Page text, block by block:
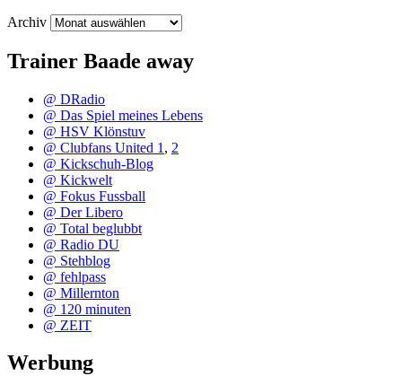
Archiv
Trainer Baade away
@ DRadio
@ Das Spiel meines Lebens
@ HSV Klönstuv
@ Clubfans United 1 , 2
@ Kickschuh-Blog
@ Kickwelt
@ Fokus Fussball
@ Der Libero
@ Total beglubbt
@ Radio DU
@ Stehblog
@ fehlpass
@ Millernton
@ 120 minuten
@ ZEIT
Werbung